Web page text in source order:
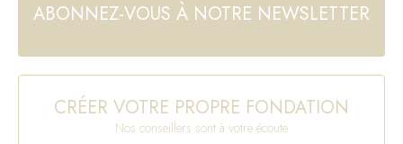
ABONNEZ-VOUS À NOTRE NEWSLETTER
CRÉER VOTRE PROPRE FONDATION
Nos conseillers sont à votre écoute